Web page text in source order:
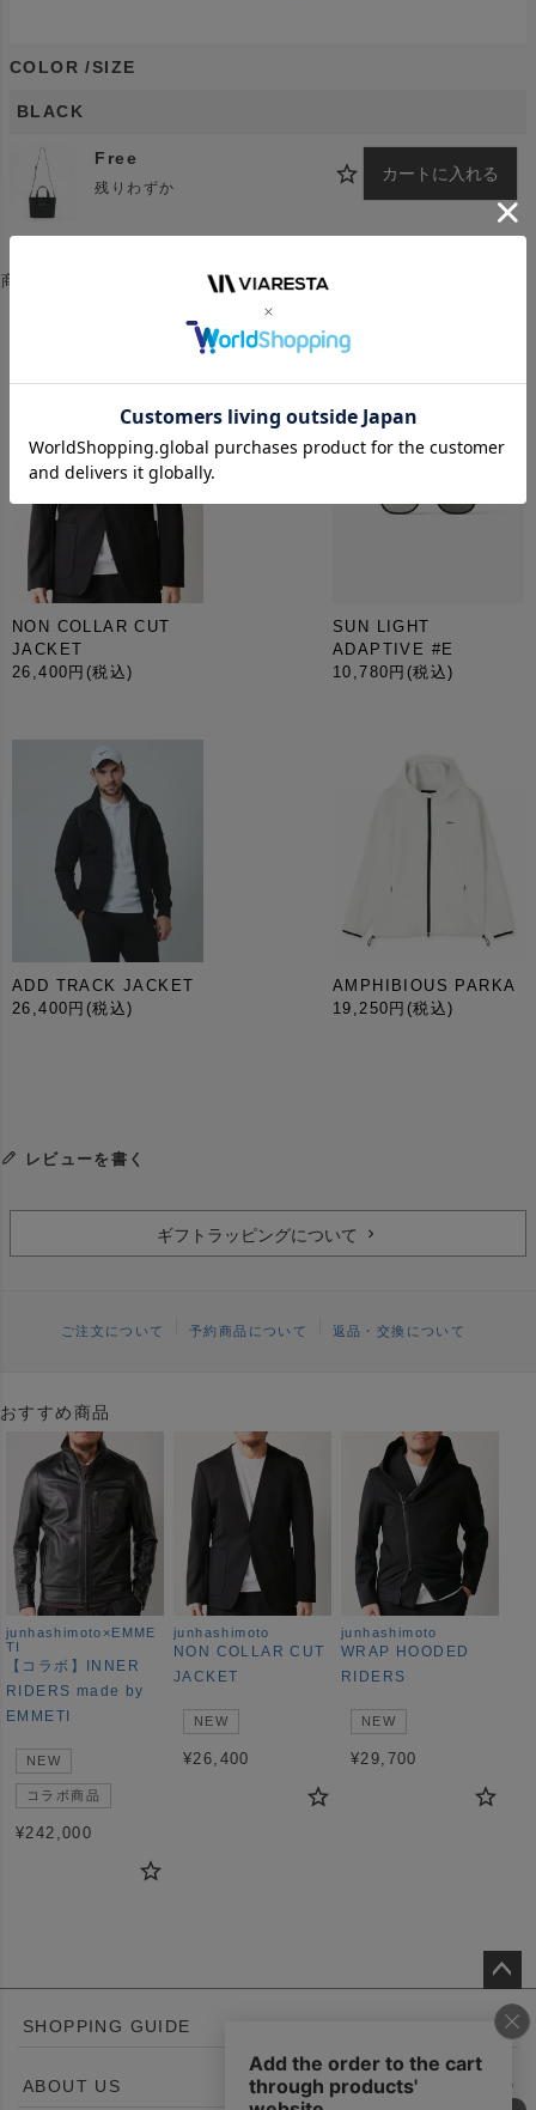
るほどの品質基準をクリアし、水や汚れにも強く、屋外
での使用でも安心のタフさを備えています。本革に比べ
ある表情もキープ。さらに製造工程での環境負荷を抑え
たサステナブル素材としても魅力を備えています。
コンパクトで洗練されたフォルムに、取り外し可能なシ
ョルダーストラップを備えた2WAY仕様を採用。内装は
仕切り付きの3層構造で、ラウンド時の小物や日常の持
心して置くことが可能。ショルダー部分には本革を使用
し、耐久性と上質感を高めています。フロントの銀箔押
ゴルフの行き帰りはもちろん、普段使いや出張シーンに
も自然に馴染む万能さが魅力。スポーティーでありなが
ら都会的な品格を失わない、大人のライフスタイルに寄
り添うトートバッグです。
COLOR SIZE
BLACK
Free
残りわずか
カートに入れる
商品についてのお問い合わせ
NON COLLAR CUT
JACKET
26,400円 (税込)
SUN LIGHT
ADAPTIVE #E
10,780円 (税込)
ADD TRACK JACKET
26,400円 (税込)
AMPHIBIOUS PARKA
19,250円 (税込)
レビューを書く
ギフトラッピングについて
ご注文について 予約商品について 返品・交換について
おすすめ商品
junhashimoto×EMME
TI
【コラボ】INNER
RIDERS made by
EMMETI
NEW
コラボ商品
¥242,000
junhashimoto
NON COLLAR CUT
JACKET
NEW
¥26,400
junhashimoto
WRAP HOODED
RIDERS
NEW
¥29,700
ペー
ジト
SHOPPING GUIDE
ABOUT US